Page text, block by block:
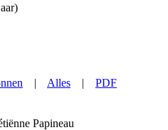
| Alles | PDF
Papineau